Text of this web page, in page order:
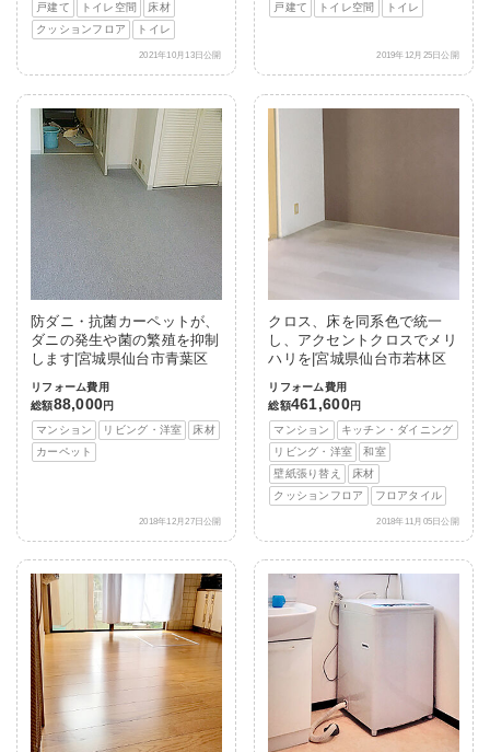
戸建て
トイレ空間
床材
クッションフロア
トイレ
2021年10月13日公開
戸建て
トイレ空間 トイレ
2019年12月25日公開
防ダニ・抗菌カーペットが、
ダニの発生や菌の繁殖を抑制
します|宮城県仙台市青葉区
リフォーム費用
総額88,000円
マンション
リビング・洋室
床材
カーペット
2018年12月27日公開
クロス、床を同系色で統一
し、アクセントクロスでメリ
ハリを|宮城県仙台市若林区
リフォーム費用
総額461,600円
マンション
キッチン・ダイニング
リビング・洋室
和室
壁紙張り替え
床材
クッションフロア
フロアタイル
2018年11月05日公開